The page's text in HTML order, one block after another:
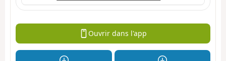
Ouvrir dans l'app